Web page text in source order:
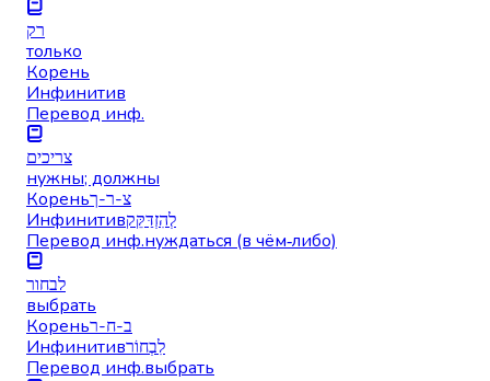
רק
только
Корень
Инфинитив
Перевод инф.
צריכים
нужны; должны
Кореньצ-ר-ך
Инфинитивלְהִזְדַּקֵּק
Перевод инф.нуждаться (в чём‑либо)
לבחור
выбрать
Кореньב-ח-ר
Инфинитивלִבְחוֹר
Перевод инф.выбрать